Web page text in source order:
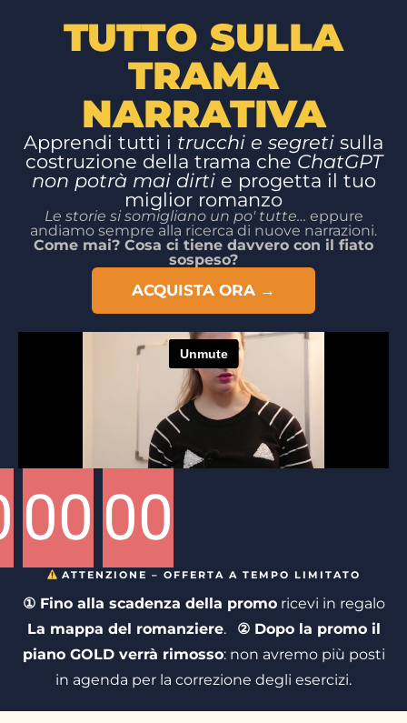
TUTTO SULLA
TRAMA
NARRATIVA
Apprendi tutti i trucchi e segreti sulla
costruzione della trama cheChatGPT
non potrà mai dirtie progetta il tuo
miglior romanzo
Le storie si somigliano un po' tutte… eppure
andiamo sempre alla ricerca di nuove narrazioni.
Come mai? Cosa ci tiene davvero con il fiato
sospeso?
ACQUISTA ORA →
00 00
ATTENZIONE – OFFERTA A TEMPO LIMITATO
① Fino alla scadenza della promoricevi in regalo
La mappa del romanziere. ② Dopo la promo il
piano GOLD verrà rimosso: non avremo più posti
in agenda per la correzione degli esercizi.